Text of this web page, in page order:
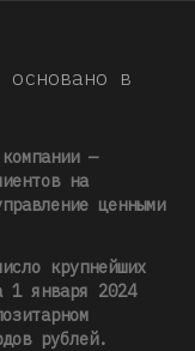
основано в
—
на
ценными
крупнейших
1 января 2024
рублей.